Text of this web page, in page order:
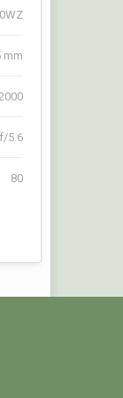
mm
f/5.6
80